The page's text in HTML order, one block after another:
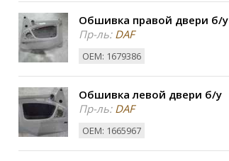
Обшивка правой двери б/у
Пр-ль:DAF
ОЕМ: 1679386
Обшивка левой двери б/у
Пр-ль:DAF
ОЕМ: 1665967